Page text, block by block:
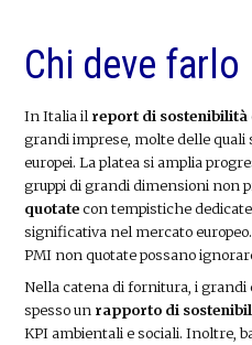
Chi deve farlo
In Italia ilreport di sostenibilità
grandi imprese, molte delle quali
europei. La platea si amplia
gruppi di grandi dimensioni non
quotatecon tempistiche
significativa nel mercato
PMI non quotate possano
Nella catena di fornitura, i
spesso un rapporto di
KPI ambientali e sociali. Inoltre,